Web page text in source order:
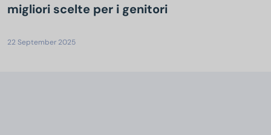
migliori scelte per i genitori
22 September 2025